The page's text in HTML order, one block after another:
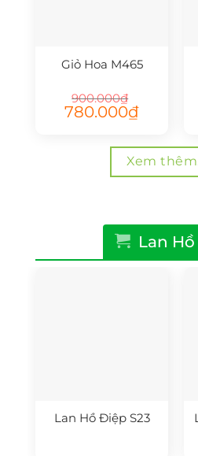
Giỏ Hoa M465
900.000₫
Giá
gốc
780.000₫Giá
780.000₫.
Xem
Lan
Lan Hồ Điệp S23